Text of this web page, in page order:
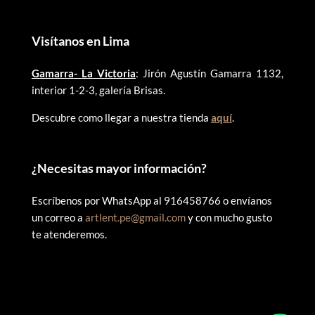
Visítanos en Lima
Gamarra- La Victoria: Jirón Agustín Gamarra 1132,
interior 1-2-3, galería Brisas.
Descubre como llegar a nuestra tienda aquí.
¿Necesitas mayor información?
Escríbenos por WhatsApp al 916458766 o envíanos
un correo a artlent.pe@gmail.comy con mucho gusto
te atenderemos.